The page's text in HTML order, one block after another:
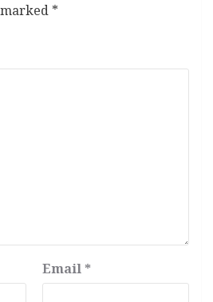
*
Email *